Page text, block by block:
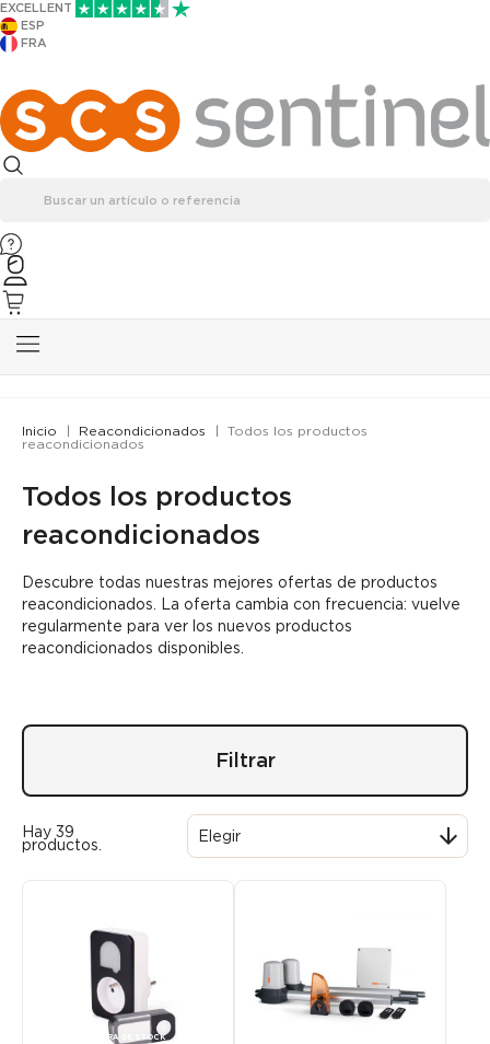
EXCELLENT
ESP
FRA
Inicio Reacondicionados
Todos los productos
reacondicionados
Todos los productos
reacondicionados
Descubre todas nuestras mejores ofertas de productos
reacondicionados. La oferta cambia con frecuencia: vuelve
regularmente para ver los nuevos productos
reacondicionados disponibles.
Filtrar
Hay 39
productos. Elegir 
FUERA DE STOCK